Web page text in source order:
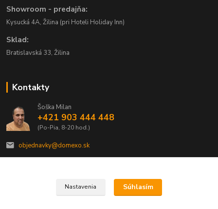
Showroom - predajňa:
Kysucká 4A, Žilina (pri Hoteli Holiday Inn)
Sklad:
Bratislavská 33, Žilina
Kontakty
Šoška Milan
+421 903 444 448
(Po-Pia, 8-20 hod.)
objednavky@domexo.sk
Nastavenia Súhlasím